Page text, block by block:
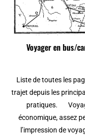
Voyager en bus/
Liste de toutes les
trajet depuis les
pratiques.
économique, assez
l’impression de